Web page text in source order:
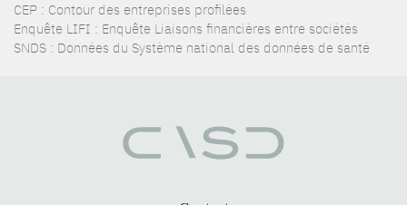
CEP : Contour des entreprises profilées
Enquête LIFI : Enquête Liaisons financières entre sociétés
SNDS : Données du Système national des données de santé